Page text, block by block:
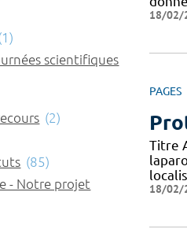
18/02/
PAGES
Titre
18/02/
scientifiques
(2)
(85)
- Notre projet